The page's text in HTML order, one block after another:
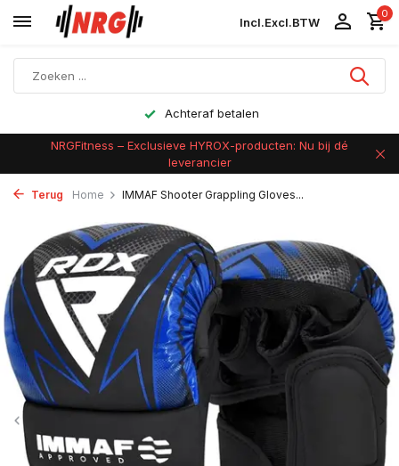
Incl.Excl.BTW
0
Achteraf betalen
NRGFitness – Exclusieve HYROX-producten: Nu bij dé
leverancier
Terug Home IMMAF Shooter Grappling Gloves...